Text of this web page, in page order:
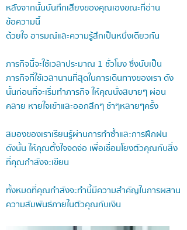
หลังจากนั้นบันทึกเสียงของคุณเองขณะที่อ่าน
ข้อความนี้
ด้วยใจ อารมณ์และความรู้สึกเป็นหนึ่งเดียวกัน
ภารกิจนี้จะใช้เวลาประมาณ 1 ชั่วโมง ซึ่งนับเป็น
ภารกิจที่ใช้เวลานานที่สุดในการเดินทางของเรา ดัง
นั้นก่อนที่จะเริ่มทำภารกิจ ให้คุณนั่งสบายๆ ผ่อน
คลาย หายใจเข้าและออกลึกๆ ช้าๆหลายๆครั้ง
สมองของเราเรียนรู้ผ่านการทำซ้ำและการฝึกฝน
ดังนั้น ให้คุณตั้งใจจดจ่อ เพื่อเชื่อมโยงตัวคุณกับสิ่ง
ที่คุณกำลังจะเขียน
ทั้งหมดที่คุณกำลังจะทำนี้มีความสำคัญในการผสาน
ความสัมพันธ์ภายในตัวคุณกับเงิน